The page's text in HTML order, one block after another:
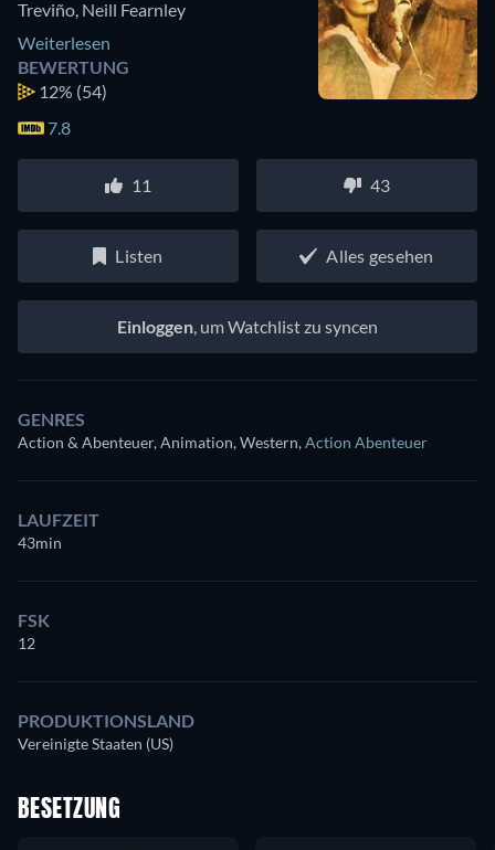
Treviño Neill Fearnley
Weiterlesen
BEWERTUNG
12% (54)
7.8
11 43
Listen Alles gesehen
Einloggen , um Watchlist zu syncen
GENRES
Action & Abenteuer, Animation, Western,Action Abenteuer
LAUFZEIT
43min
FSK
12
PRODUKTIONSLAND
Vereinigte Staaten (US)
BESETZUNG